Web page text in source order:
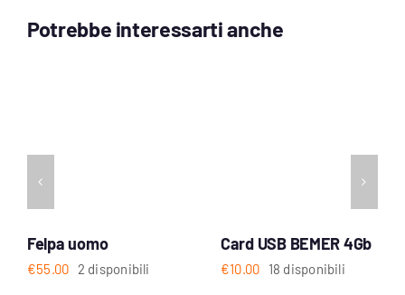
Potrebbe interessarti anche
Felpa uomo
€55.00 2 disponibili
Card USB BEMER 4Gb
€10.00 18 disponibili